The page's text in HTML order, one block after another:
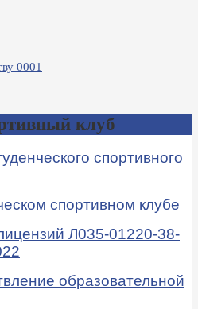
клуб
спортивного
спортивном клубе
Л035-01220-38-
образовательной